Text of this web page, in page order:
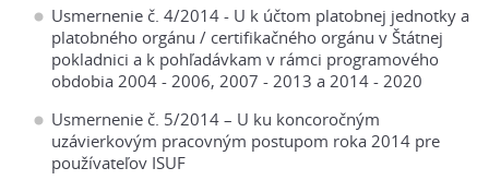
Usmernenie č. 4/2014 - U k účtom platobnej jednotky a
platobného orgánu / certifikačného orgánu v Štátnej
pokladnici a k pohľadávkam v rámci programového
obdobia 2004 - 2006, 2007 - 2013 a 2014 - 2020
Usmernenie č. 5/2014 – U ku koncoročným
uzávierkovým pracovným postupom roka 2014 pre
používateľov ISUF